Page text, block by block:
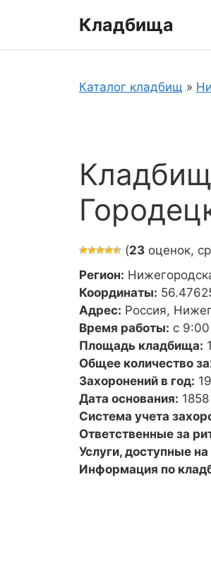
Кладбища
Каталог кладбищ »
(23 оценок,
Регион:
Координаты:
Адрес: Россия,
Время работы: с
Площадь кладбища:
Общее количество
Захоронений в год:
Дата основания:
Система учета
Ответственные за
Услуги, доступные
Информация по